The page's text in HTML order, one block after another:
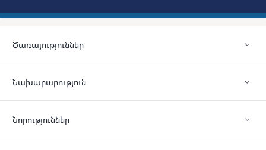
Ծառայություններ
Նախարարություն
Նորություններ